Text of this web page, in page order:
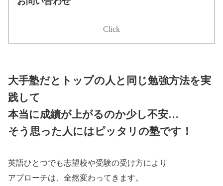
Click
大手塾だとトップの人と同じ勉強方法を実
践して
本当に成績が上がるのか少し不安…
そう思った人にはピッタリの塾です！
英語ひとつでも志望校や受験の受け方により
アプローチは、全然変わってきます。